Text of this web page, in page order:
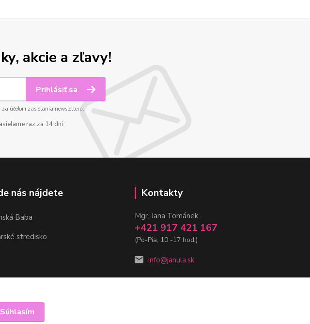
akcie a zľavy!
Prihlásiť sa
za účelom zasielania newslettera.
raz za 14 dní.
nás nájdete
Baba
stredisko
Kontakty
Mgr. Jana Tománek
+421 917 421 167
(Po-Pia, 10 -17 hod.)
info@janula.sk
Súhlasím